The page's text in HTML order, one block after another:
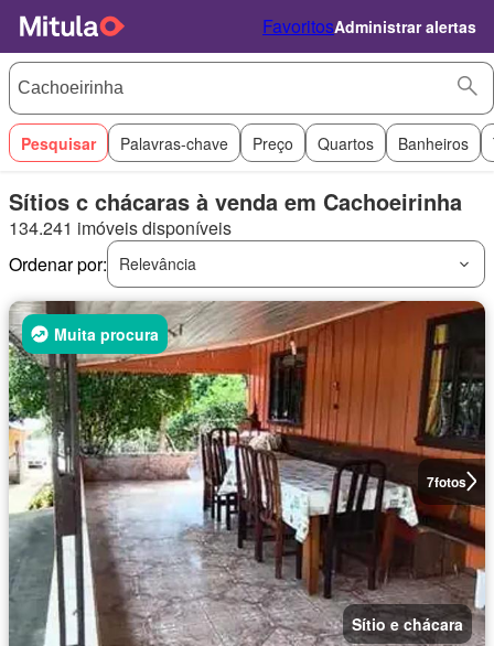
FavoritosAdministrar alertas
Pesquisar Palavras-chave Preço Quartos Banheiros
Sítios c chácaras à venda em Cachoeirinha
134.241 imóveis disponíveis
Ordenar por:
Relevância
7fotos
Muita procura
Sítio e chácara